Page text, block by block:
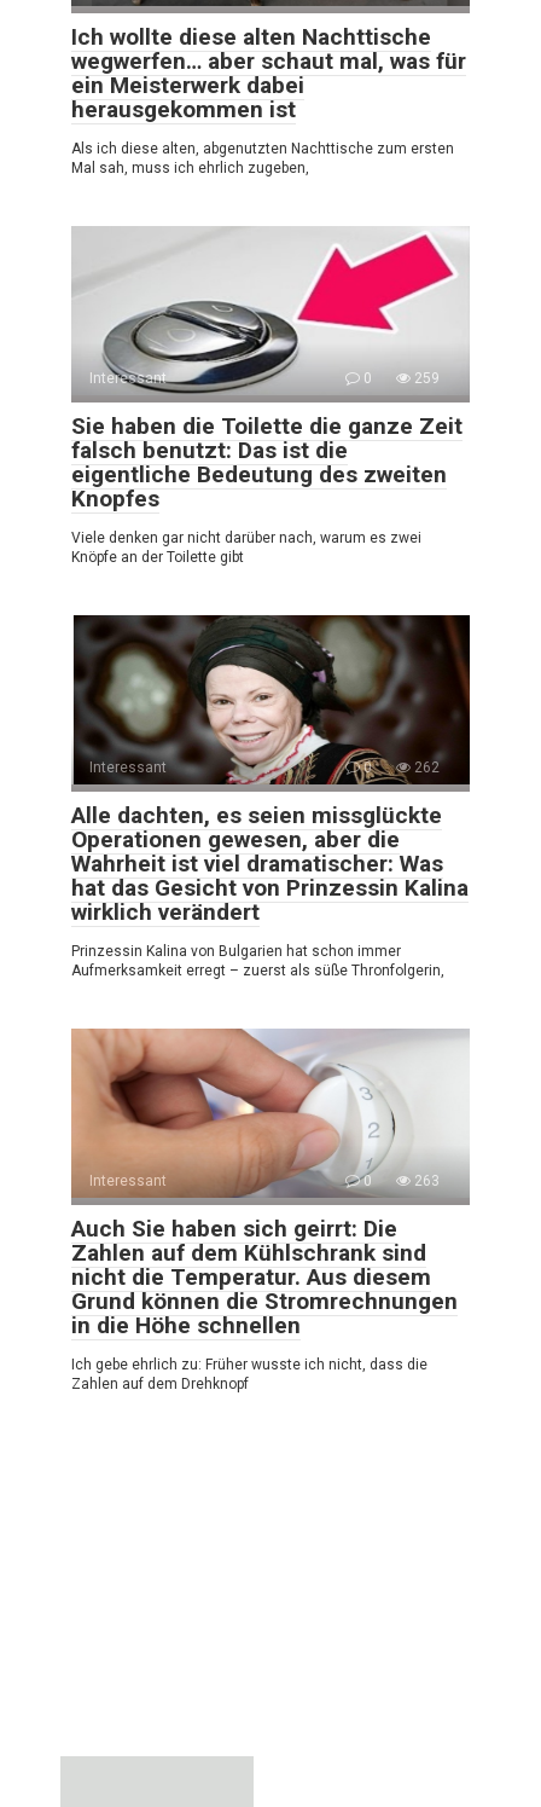
Ich wollte diese alten Nachttische
wegwerfen… aber schaut mal, was für
ein Meisterwerk dabei
herausgekommen ist
Als ich diese alten, abgenutzten Nachttische zum ersten
Mal sah, muss ich ehrlich zugeben,
Interessant 0 259
Sie haben die Toilette die ganze Zeit
falsch benutzt: Das ist die
eigentliche Bedeutung des zweiten
Knopfes
Viele denken gar nicht darüber nach, warum es zwei
Knöpfe an der Toilette gibt
Interessant 0 262
Alle dachten, es seien missglückte
Operationen gewesen, aber die
Wahrheit ist viel dramatischer: Was
hat das Gesicht von Prinzessin Kalina
wirklich verändert
Prinzessin Kalina von Bulgarien hat schon immer
Aufmerksamkeit erregt – zuerst als süße Thronfolgerin,
Interessant 0 263
Auch Sie haben sich geirrt: Die
Zahlen auf dem Kühlschrank sind
nicht die Temperatur. Aus diesem
Grund können die Stromrechnungen
in die Höhe schnellen
Ich gebe ehrlich zu: Früher wusste ich nicht, dass die
Zahlen auf dem Drehknopf